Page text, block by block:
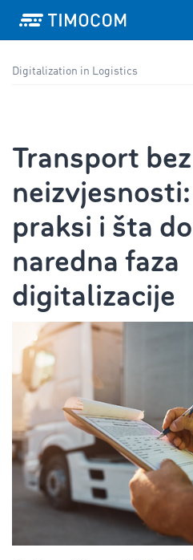
Digitalization in Logistics
Transport
praksi i šta
naredna faza
digitalizacije